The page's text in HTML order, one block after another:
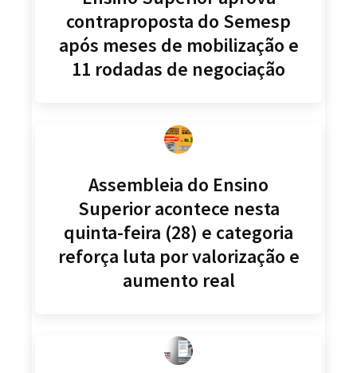
contraproposta do Semesp
após meses de mobilização e
11 rodadas de negociação
Assembleia do Ensino
Superior acontece nesta
quinta-feira (28) e categoria
reforça luta por valorização e
aumento real